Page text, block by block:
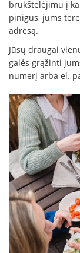
brūkštelėjimu į
pinigus, jums
adresą.
Jūsų draugai
galės grąžinti
numerį arba el.